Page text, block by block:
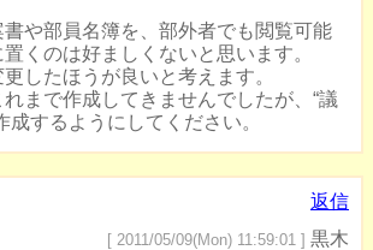
書や部員名簿を、部外者でも閲覧可能
くのは好ましくないと思います。
したほうが良いと考えます。
れまで作成してきませんでしたが、“議
成するようにしてください。
返信
[ 2011/05/09(Mon) 11:59:01 ] 黒木